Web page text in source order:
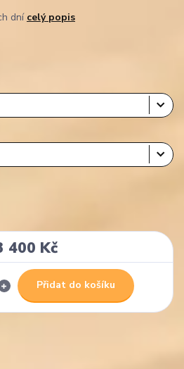
dní celý popis
400 Kč
Přidat do košíku